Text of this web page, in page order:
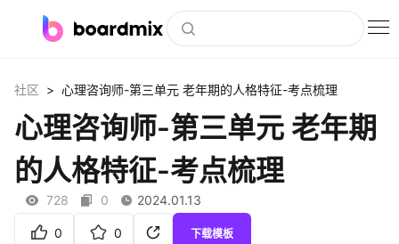
社区资源
会员
企业服务
社区 > 心理咨询师-第三单元 老年期的人格特征-考点梳理
心理咨询师-第三单元 老年期
的人格特征-考点梳理
728 0 2024.01.13
0 0 下载模板